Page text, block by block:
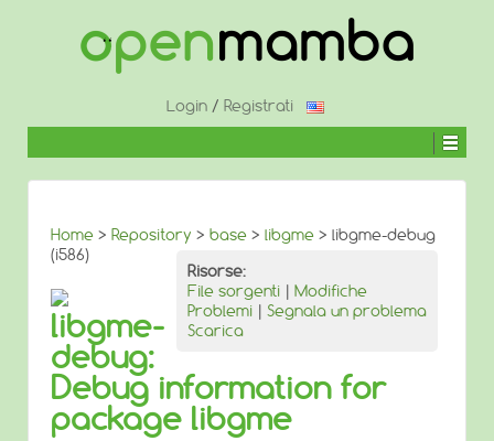
CONTENUTO
Login / Registrati
Home > Repository > base > libgme > libgme-debug
(i586)
Risorse:
File sorgenti | Modifiche
Problemi | Segnala un problema
Scarica
libgme-
debug:
Debug information for
package libgme